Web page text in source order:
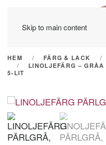
Skip to main content
HEM FÄRG & LACK
LINOLJEFÄRG – GRÅA
5-LIT